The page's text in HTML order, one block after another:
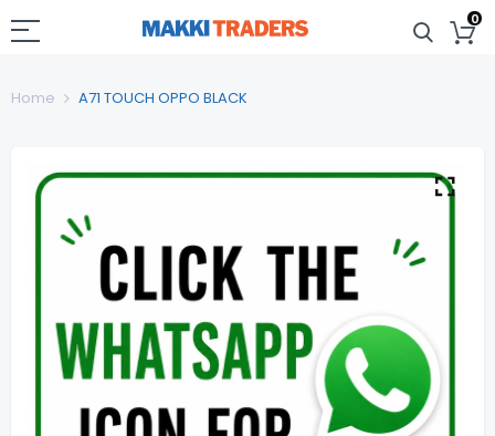
0
Home A71 TOUCH OPPO BLACK